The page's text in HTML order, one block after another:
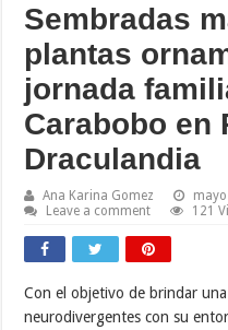
Sembradas
plantas
jornada
Carabobo en
Draculandia
Ana Karina Gomez
Leave a comment
121
Con el objetivo de brindar
neurodivergentes con su